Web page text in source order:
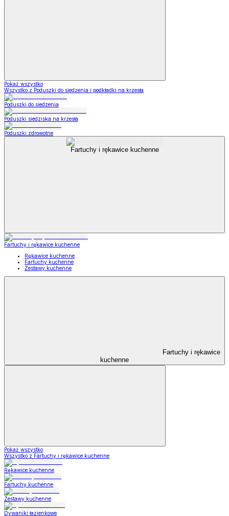
Pokaż wszystko
Wszystko z Poduszki do siedzenia i podkładki na krzesła
Poduszki do siedzenia
Poduszki siedziska na krzesła
Poduszki zdrowotne
Fartuchy i rękawice kuchenne
Fartuchy i rękawice kuchenne
Rękawice kuchenne
Fartuchy kuchenne
Zestawy kuchenne
Fartuchy i rękawice
kuchenne
Pokaż wszystko
Wszystko z Fartuchy i rękawice kuchenne
Rękawice kuchenne
Fartuchy kuchenne
Zestawy kuchenne
Dywaniki łazienkowe